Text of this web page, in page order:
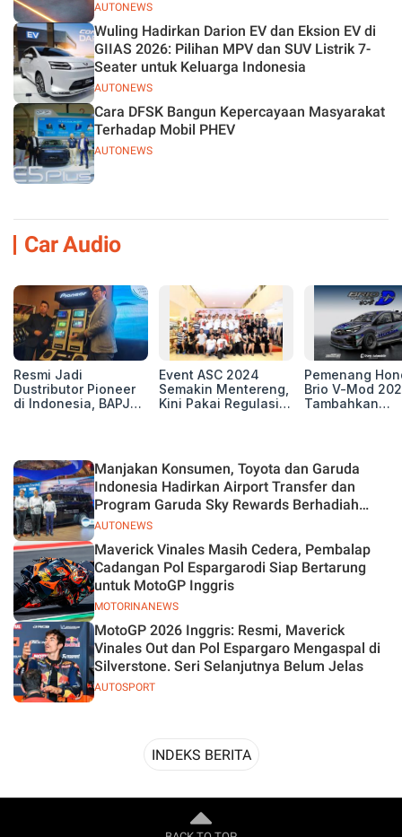
AUTONEWS
AUTONEWS
Wuling Hadirkan Darion EV dan Eksion EV di
GIIAS 2026: Pilihan MPV dan SUV Listrik 7-
Seater untuk Keluarga Indonesia
AUTONEWS
Cara DFSK Bangun Kepercayaan Masyarakat
Terhadap Mobil PHEV
Car Audio
Resmi Jadi
Dustributor Pioneer
di Indonesia, BAPJ
Event ASC 2024
Semakin Mentereng,
Kini Pakai Regulasi
Pemenang
Brio V-Mod
Tambahkan
AUTONEWS
Manjakan Konsumen, Toyota dan Garuda
Indonesia Hadirkan Airport Transfer dan
Program Garuda Sky Rewards Berhadiah
Hybrid EV
MOTORINANEWS
Maverick Vinales Masih Cedera, Pembalap
Cadangan Pol Espargarodi Siap Bertarung
untuk MotoGP Inggris
AUTOSPORT
MotoGP 2026 Inggris: Resmi, Maverick
Vinales Out dan Pol Espargaro Mengaspal di
Silverstone. Seri Selanjutnya Belum Jelas
INDEKS BERITA